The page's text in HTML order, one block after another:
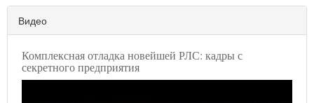
Видео
Комплексная отладка новейшей РЛС: кадры с
секретного предприятия